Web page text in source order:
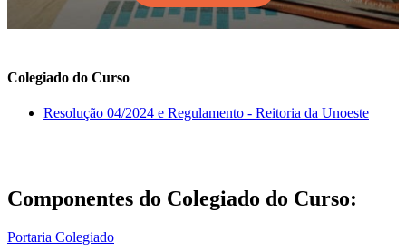
Colegiado do Curso
Resolução 04/2024 e Regulamento - Reitoria da Unoeste
Componentes do Colegiado do Curso:
Portaria Colegiado